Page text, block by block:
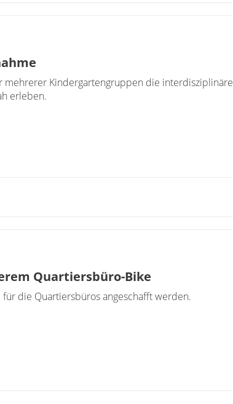
mehrerer Kindergartengruppen die interdisziplinäre
erleben.
Quartiersbüro-Bike
die Quartiersbüros angeschafft werden.